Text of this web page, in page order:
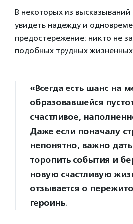
В некоторых из
увидеть надежду и
предостережение: никто не
подобных трудных
«Всегда есть шанс на
образовавшейся
счастливое,
Даже если поначалу
непонятно, важно
торопить события и
новую счастливую
отзывается о
героинь.